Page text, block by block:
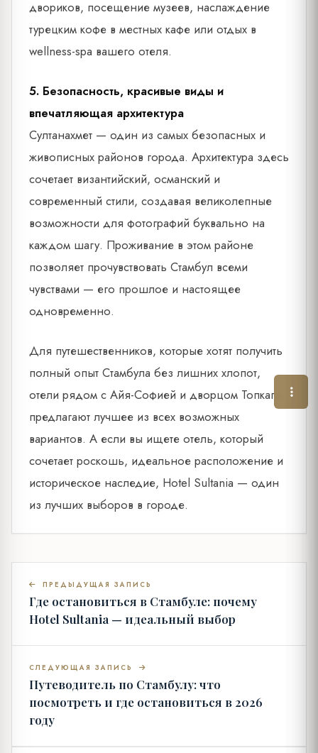
двориков, посещение музеев, наслаждение
турецким кофе в местных кафе или отдых в
wellness-spa вашего отеля.
5. Безопасность, красивые виды и
впечатляющая архитектура
Султанахмет — один из самых безопасных и
живописных районов города. Архитектура здесь
сочетает византийский, османский и
современный стили, создавая великолепные
возможности для фотографий буквально на
каждом шагу. Проживание в этом районе
позволяет прочувствовать Стамбул всеми
чувствами — его прошлое и настоящее
одновременно.
Для путешественников, которые хотят получить
полный опыт Стамбула без лишних хлопот,
отели рядом с Айя-Софией и дворцом Топкапы
предлагают лучшее из всех возможных
вариантов. А если вы ищете отель, который
сочетает роскошь, идеальное расположение и
историческое наследие, Hotel Sultania — один
из лучших выборов в городе.
ПРЕДЫДУЩАЯ ЗАПИСЬ
Где остановиться в Стамбуле: почему
Hotel Sultania — идеальный выбор
СЛЕДУЮЩАЯ ЗАПИСЬ
Путеводитель по Стамбулу: что
посмотреть и где остановиться в 2026
году